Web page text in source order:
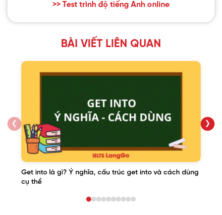
>> Test trình độ tiếng Anh online
BÀI VIẾT LIÊN QUAN
❮
Get into là gì? Ý nghĩa, cấu trúc get into và cách dùng
cụ thể
❯